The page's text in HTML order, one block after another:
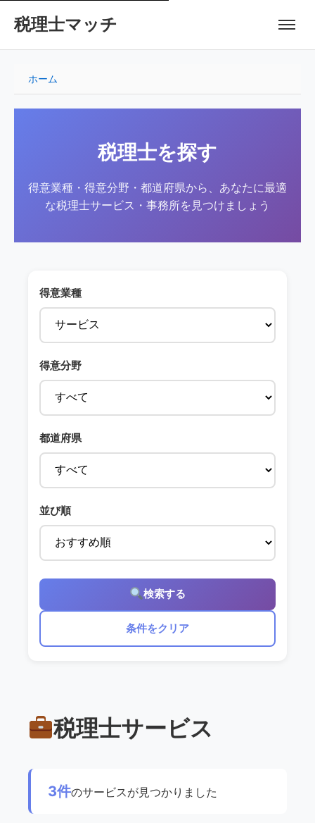
税理士マッチ
ホーム
税理士を探す
得意業種・得意分野・都道府県から、あなたに最適
な税理士サービス・事務所を見つけましょう
得意業種
得意分野
都道府県
並び順
検索する
条件をクリア
税理士サービス
3件のサービスが見つかりました